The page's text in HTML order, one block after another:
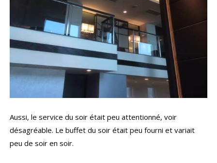
Aussi, le service du soir était peu attentionné, voir
désagréable. Le buffet du soir était peu fourni et variait
peu de soir en soir.